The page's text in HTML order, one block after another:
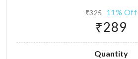
₹325 11% Off
₹289
Quantity